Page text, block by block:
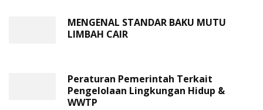
MENGENAL STANDAR BAKU MUTU
LIMBAH CAIR
Peraturan Pemerintah Terkait
Pengelolaan Lingkungan Hidup &
WWTP